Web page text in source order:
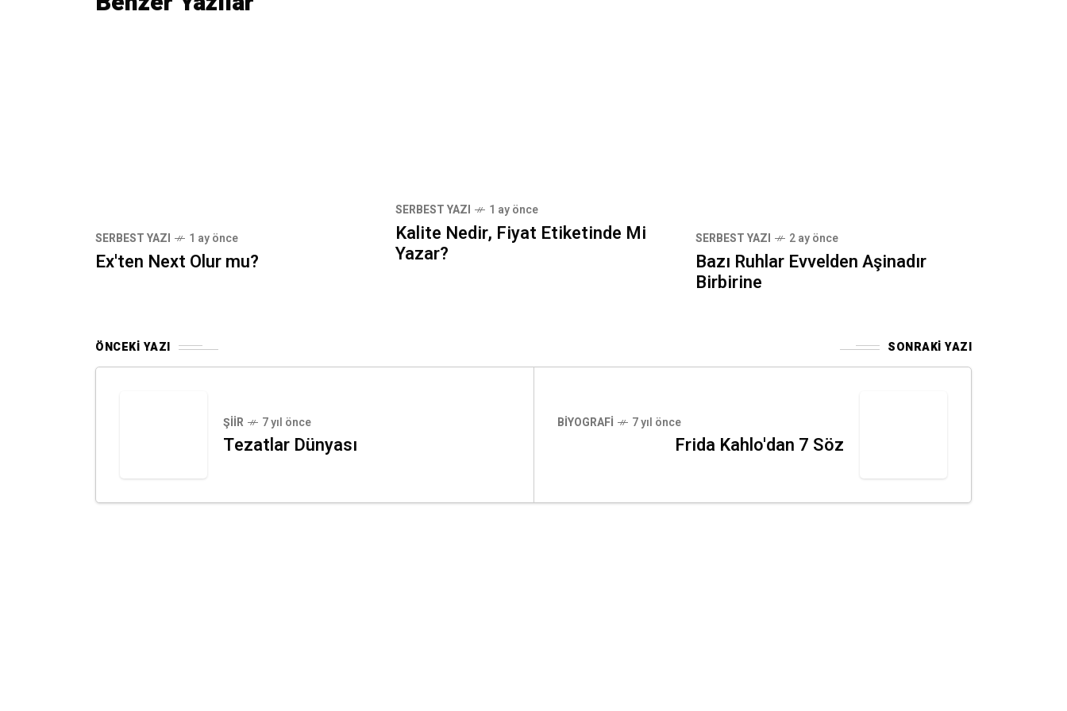
SERBEST YAZI 1 ay önce
Ex'ten Next Olur mu?
SERBEST YAZI 1 ay önce
Kalite Nedir, Fiyat Etiketinde Mi
Yazar?
SERBEST YAZI 2 ay önce
Bazı Ruhlar Evvelden Aşinadır
Birbirine
ÖNCEKI YAZI SONRAKI YAZI
ŞIIR 7 yıl önce
Tezatlar Dünyası
BIYOGRAFI 7 yıl önce
Frida Kahlo'dan 7 Söz